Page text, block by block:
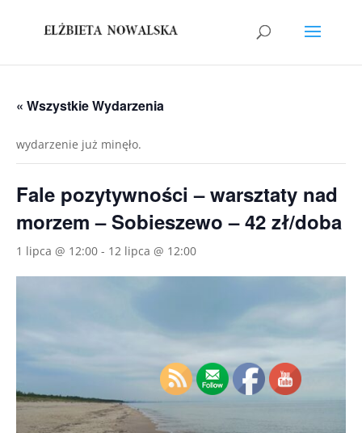
« Wszystkie Wydarzenia
wydarzenie już minęło.
Fale pozytywności – warsztaty nad
morzem – Sobieszewo – 42 zł/doba
1 lipca @ 12:00 - 12 lipca @ 12:00